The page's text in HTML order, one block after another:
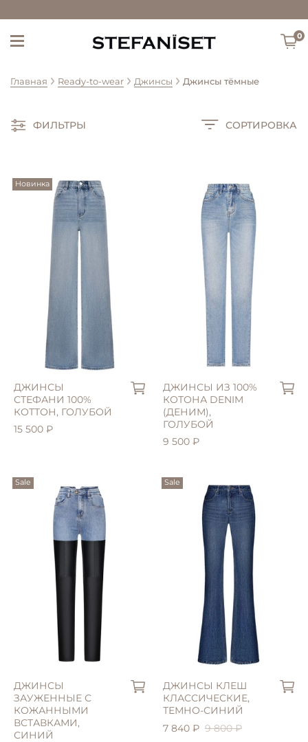
0
Главная Ready-to-wear Джинсы Джинсы тёмные
ФИЛЬТРЫ СОРТИРОВКА
Новинка
ДЖИНСЫ
СТЕФАНИ 100%
КОТТОН, ГОЛУБОЙ
15 500 ₽
ДЖИНСЫ ИЗ 100%
КОТОНА DENIM
(ДЕНИМ),
ГОЛУБОЙ
9 500 ₽
Sale
L (46)
ДЖИНСЫ
ЗАУЖЕННЫЕ С
КОЖАННЫМИ
ВСТАВКАМИ,
СИНИЙ
Sale
S (42)
L (46)
ДЖИНСЫ КЛЕШ
КЛАССИЧЕСКИЕ,
ТЕМНО-СИНИЙ
7 840 ₽ 9 800 ₽